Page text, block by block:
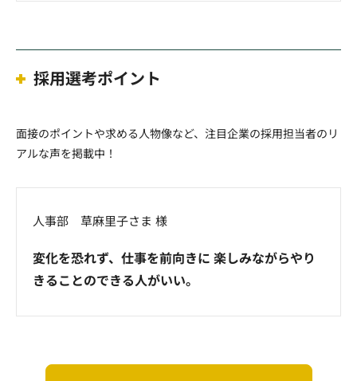
採用選考ポイント
面接のポイントや求める人物像など、注目企業の採用担当者のリ
アルな声を掲載中！
人事部 草麻里子さま 様
変化を恐れず、仕事を前向きに 楽しみながらやり
きることのできる人がいい。